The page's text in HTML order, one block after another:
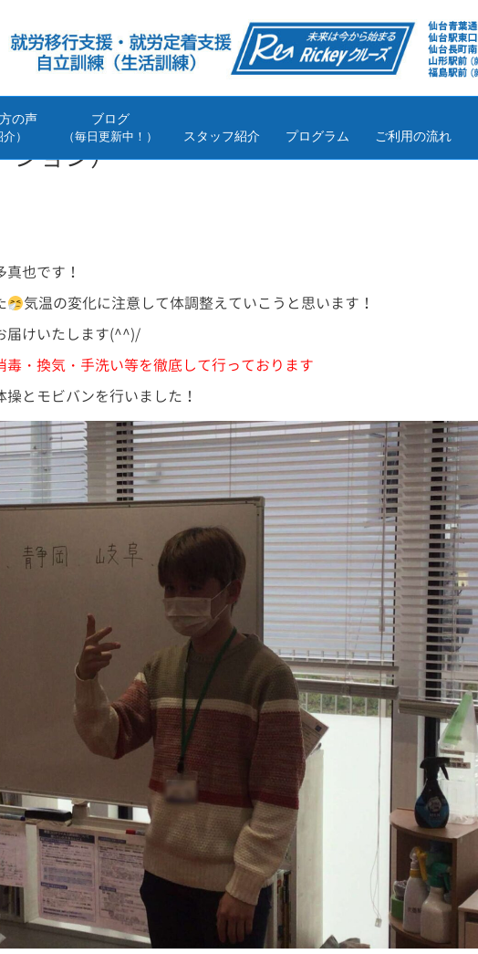
の声
）
ブログ
（毎日更新中！） スタッフ紹介 プログラム ご利用の流れ
ション）
也です！
気温の変化に注意して体調整えていこうと思います！
届けいたします(^^)/
・換気・手洗い等を徹底して行っております
とモビバンを行いました！